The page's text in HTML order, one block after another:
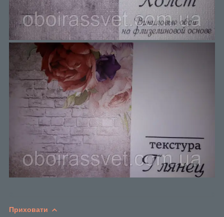
Приховати